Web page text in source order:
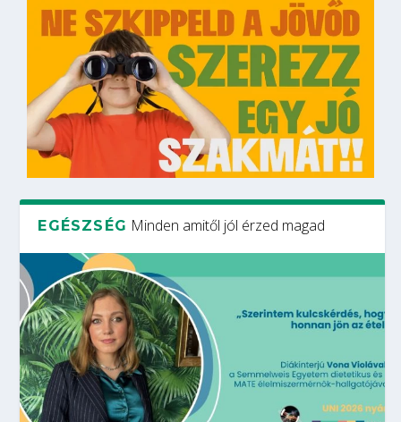
EGÉSZSÉG Minden amitől jól érzed magad